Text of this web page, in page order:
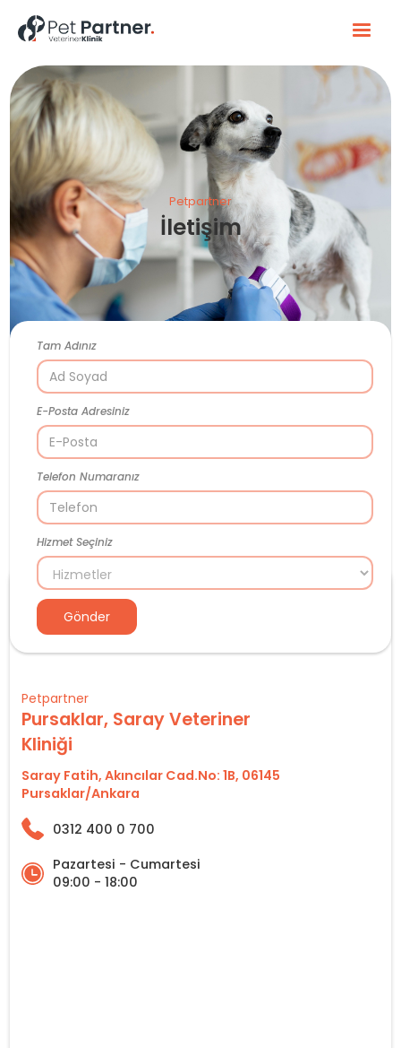
Petpartner
İletişim
Tam Adınız
E-Posta Adresiniz
Telefon Numaranız
Hizmet Seçiniz
Petpartner
Pursaklar, Saray Veteriner
Kliniği
Saray Fatih, Akıncılar Cad.No: 1B, 06145
Pursaklar/Ankara
0312 400 0 700
Pazartesi - Cumartesi
09:00 - 18:00